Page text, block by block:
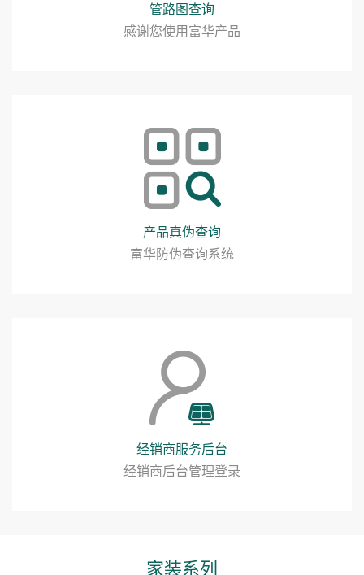
管路图查询
感谢您使用富华产品
产品真伪查询
富华防伪查询系统
经销商服务后台
经销商后台管理登录
家装系列